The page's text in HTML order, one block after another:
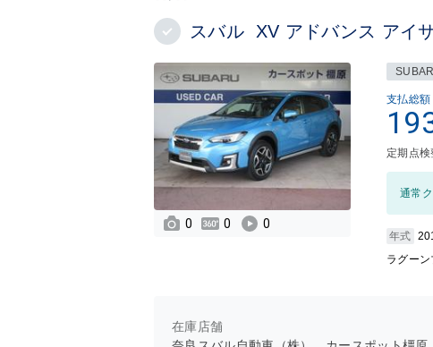
スバル XV アドバンス アイ
0 0 0
支払総額
定期点検
通常
年式
ラグー
在庫店舗